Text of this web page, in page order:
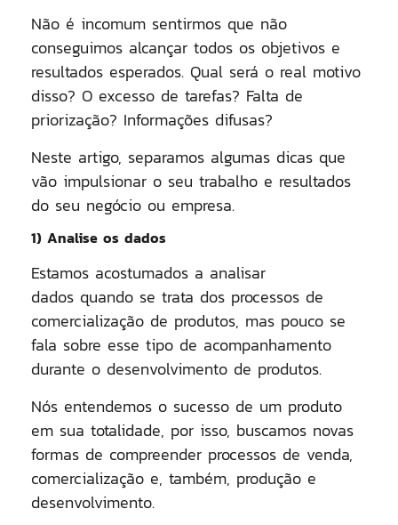
Não é incomum sentirmos que não
conseguimos alcançar todos os objetivos e
resultados esperados. Qual será o real motivo
disso? O excesso de tarefas? Falta de
priorização? Informações difusas?
Neste artigo, separamos algumas dicas que
vão impulsionar o seu trabalho e resultados
do seu negócio ou empresa.
1) Analise os dados
Estamos acostumados a analisar
dados quando se trata dos processos de
comercialização de produtos, mas pouco se
fala sobre esse tipo de acompanhamento
durante o desenvolvimento de produtos.
Nós entendemos o sucesso de um produto
em sua totalidade, por isso, buscamos novas
formas de compreender processos de venda,
comercialização e, também, produção e
desenvolvimento.